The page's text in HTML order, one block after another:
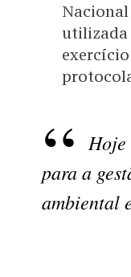
utilizada
Hoje
para a
ambiental